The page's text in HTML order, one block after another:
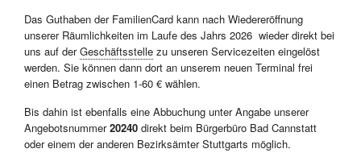
Das Guthaben der FamilienCard kann nach Wiedereröffnung
unserer Räumlichkeiten im Laufe des Jahrs 2026 wieder direkt bei
uns auf derGeschäftsstellezu unseren Servicezeiten eingelöst
werden. Sie können dann dort an unserem neuen Terminal frei
einen Betrag zwischen 1-60 € wählen.
Bis dahin ist ebenfalls eine Abbuchung unter Angabe unserer
Angebotsnummer20240direkt beim Bürgerbüro Bad Cannstatt
oder einem der anderen Bezirksämter Stuttgarts möglich.